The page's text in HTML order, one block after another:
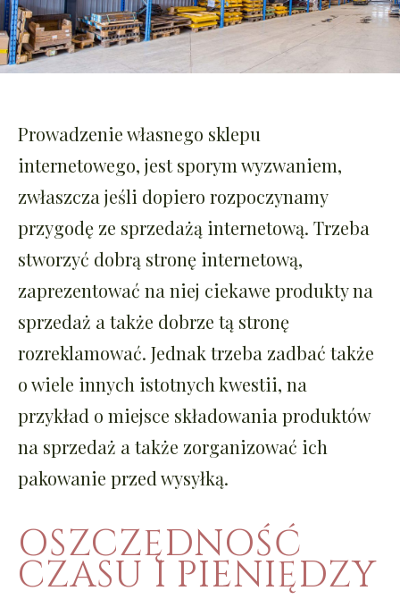
Prowadzenie własnego sklepu
internetowego, jest sporym wyzwaniem,
zwłaszcza jeśli dopiero rozpoczynamy
przygodę ze sprzedażą internetową. Trzeba
stworzyć dobrą stronę internetową,
zaprezentować na niej ciekawe produkty na
sprzedaż a także dobrze tą stronę
rozreklamować. Jednak trzeba zadbać także
o wiele innych istotnych kwestii, na
przykład o miejsce składowania produktów
na sprzedaż a także zorganizować ich
pakowanie przed wysyłką.
OSZCZĘDNOŚĆ
CZASU I PIENIĘDZY